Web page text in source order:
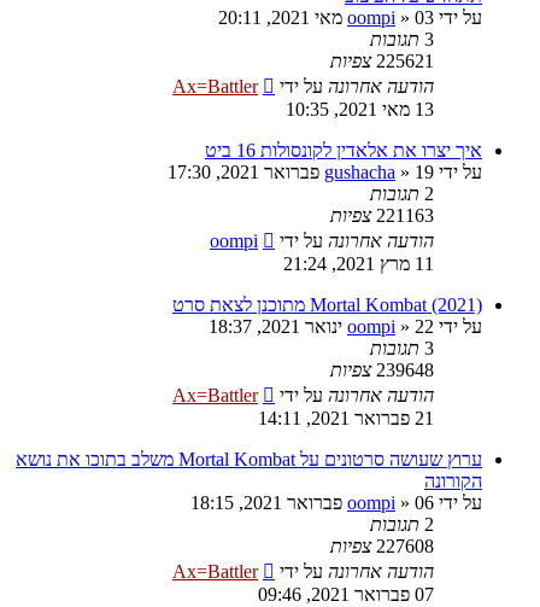
על ידי
oompi » 03 מאי 2021, 20:11
3 תגובות
225621 צפיות
הודעה אחרונה על ידי
Ax=Battler
13 מאי 2021, 10:35
איך יצרו את אלאדין לקונסולות 16 ביט
על ידי
gushacha » 19 פברואר 2021, 17:30
2 תגובות
221163 צפיות
הודעה אחרונה על ידי
oompi
11 מרץ 2021, 21:24
Mortal Kombat (2021) מתוכנן לצאת סרט
על ידי
oompi » 22 ינואר 2021, 18:37
3 תגובות
239648 צפיות
הודעה אחרונה על ידי
Ax=Battler
21 פברואר 2021, 14:11
ערוץ שעושה סרטונים על Mortal Kombat משלב בתוכו את נושא
הקורונה
על ידי
oompi » 06 פברואר 2021, 18:15
2 תגובות
227608 צפיות
הודעה אחרונה על ידי
Ax=Battler
07 פברואר 2021, 09:46